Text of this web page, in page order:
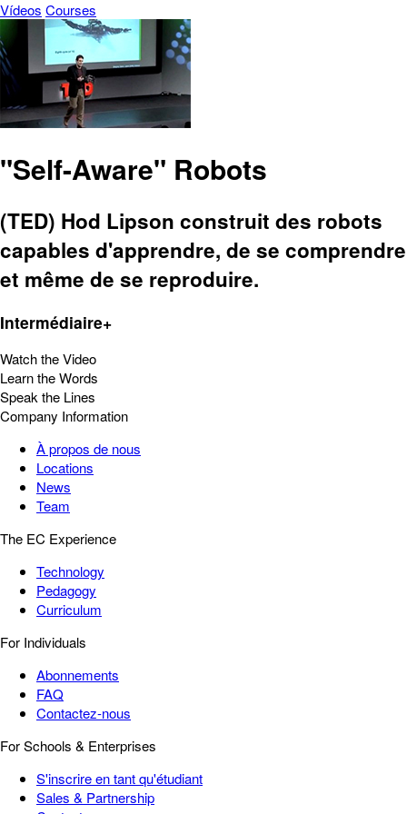
Vídeos Courses
"Self-Aware" Robots
(TED) Hod Lipson construit des robots
capables d'apprendre, de se comprendre
et même de se reproduire.
Intermédiaire+
Watch the Video
Learn the Words
Speak the Lines
Company Information
À propos de nous
Locations
News
Team
The EC Experience
Technology
Pedagogy
Curriculum
For Individuals
Abonnements
FAQ
Contactez-nous
For Schools & Enterprises
S'inscrire en tant qu'étudiant
Sales & Partnership